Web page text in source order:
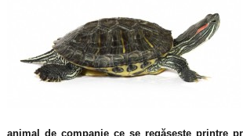
animal de companie ce se regăseşte printre